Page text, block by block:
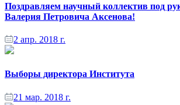
Поздравляем научный коллектив под
Валерия Петровича Аксенова!
2 апр. 2018 г.
Выборы директора Института
21 мар. 2018 г.